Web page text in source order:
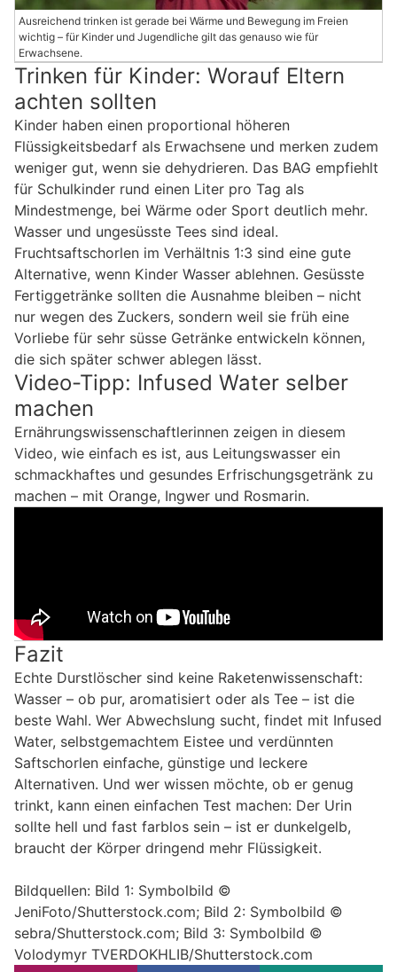
Ausreichend trinken ist gerade bei Wärme und Bewegung im Freien
wichtig – für Kinder und Jugendliche gilt das genauso wie für
Erwachsene.
Trinken für Kinder: Worauf Eltern
achten sollten
Kinder haben einen proportional höheren
Flüssigkeitsbedarf als Erwachsene und merken zudem
weniger gut, wenn sie dehydrieren. Das BAG empfiehlt
für Schulkinder rund einen Liter pro Tag als
Mindestmenge, bei Wärme oder Sport deutlich mehr.
Wasser und ungesüsste Tees sind ideal.
Fruchtsaftschorlen im Verhältnis 1:3 sind eine gute
Alternative, wenn Kinder Wasser ablehnen. Gesüsste
Fertiggetränke sollten die Ausnahme bleiben – nicht
nur wegen des Zuckers, sondern weil sie früh eine
Vorliebe für sehr süsse Getränke entwickeln können,
die sich später schwer ablegen lässt.
Video-Tipp: Infused Water selber
machen
Ernährungswissenschaftlerinnen zeigen in diesem
Video, wie einfach es ist, aus Leitungswasser ein
schmackhaftes und gesundes Erfrischungsgetränk zu
machen – mit Orange, Ingwer und Rosmarin.
Fazit
Echte Durstlöscher sind keine Raketenwissenschaft:
Wasser – ob pur, aromatisiert oder als Tee – ist die
beste Wahl. Wer Abwechslung sucht, findet mit Infused
Water, selbstgemachtem Eistee und verdünnten
Saftschorlen einfache, günstige und leckere
Alternativen. Und wer wissen möchte, ob er genug
trinkt, kann einen einfachen Test machen: Der Urin
sollte hell und fast farblos sein – ist er dunkelgelb,
braucht der Körper dringend mehr Flüssigkeit.
Bildquellen: Bild 1: Symbolbild ©
JeniFoto/Shutterstock.com; Bild 2: Symbolbild ©
sebra/Shutterstock.com; Bild 3: Symbolbild ©
Volodymyr TVERDOKHLIB/Shutterstock.com